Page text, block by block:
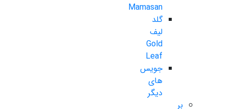
Mamasan
گلد
لیف
Gold
Leaf
جویس
های
دیگر
بر